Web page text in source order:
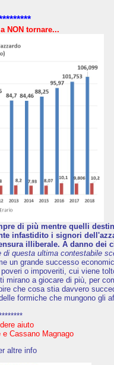
NON tornare...
di più mentre quelli
infastidito i signori
illiberale. A danno dei
di questa ultima contestabile
un grande successo
o impoveriti, cui viene
mirano a giocare di più, per
che cosa stia davvero
formiche che mungono gli
aiuto
Cassano Magnago
altre info